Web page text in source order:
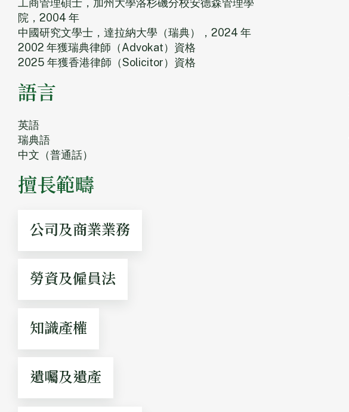
院，2004 年
中國研究文學士，達拉納大學（瑞典），2024 年
2002 年獲瑞典律師（Advokat）資格
2025 年獲香港律師（Solicitor）資格
語言
英語
瑞典語
中文（普通話）
擅長範疇
公司及商業業務
勞資及僱員法
知識產權
遺囑及遺產